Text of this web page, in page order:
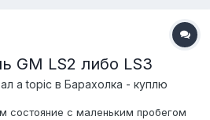
GM LS2 либо LS3
a topic в Барахолка - куплю
состояние с маленьким пробегом